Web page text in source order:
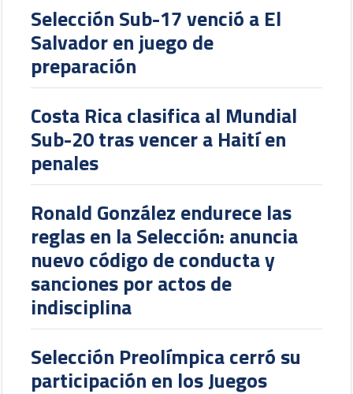
Selección Sub-17 venció a El
Salvador en juego de
preparación
Costa Rica clasifica al Mundial
Sub-20 tras vencer a Haití en
penales
Ronald González endurece las
reglas en la Selección: anuncia
nuevo código de conducta y
sanciones por actos de
indisciplina
Selección Preolímpica cerró su
participación en los Juegos